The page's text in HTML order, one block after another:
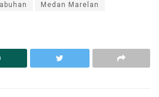
Medan Marelan